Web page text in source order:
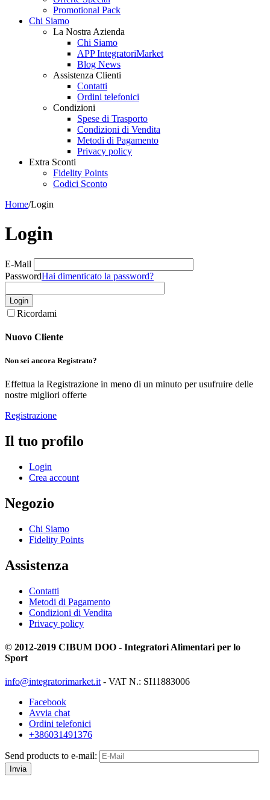
Promotional Pack
Chi Siamo
La Nostra Azienda
Chi Siamo
APP IntegratoriMarket
Blog News
Assistenza Clienti
Contatti
Ordini telefonici
Condizioni
Spese di Trasporto
Condizioni di Vendita
Metodi di Pagamento
Privacy policy
Extra Sconti
Fidelity Points
Codici Sconto
Home/Login
Login
E-Mail
PasswordHai dimenticato la password?
Login
Ricordami
Nuovo Cliente
Non sei ancora Registrato?
Effettua la Registrazione in meno di un minuto per usufruire delle
nostre migliori offerte
Registrazione
Il tuo profilo
Login
Crea account
Negozio
Chi Siamo
Fidelity Points
Assistenza
Contatti
Metodi di Pagamento
Condizioni di Vendita
Privacy policy
© 2012-2019 CIBUM DOO - Integratori Alimentari per lo
Sport
info@integratorimarket.it- VAT N.: SI11883006
Facebook
Avvia chat
Ordini telefonici
+386031491376
Send products to e-mail:
Invia